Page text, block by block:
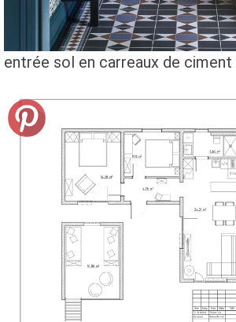
entrée sol en carreaux de